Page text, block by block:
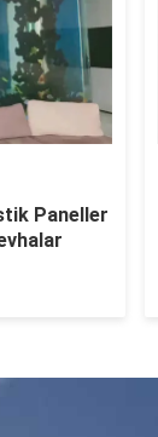
Paneller